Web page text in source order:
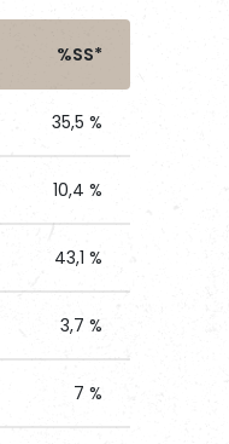
%SS*
35,5 %
10,4 %
43,1 %
3,7 %
7 %